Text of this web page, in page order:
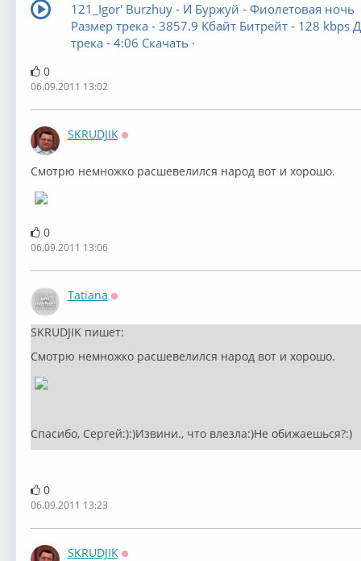
121_Igor' Burzhuy - И Буржуй - Фиолетовая ночь
Размер трека - 3857.9 Кбайт Битрейт - 128 kbps
трека - 4:06 Скачать ·
0
06.09.2011 13:02
SKRUDJIK
Смотрю немножко расшевелился народ вот и хорошо.
0
06.09.2011 13:06
Tatiana
SKRUDJIK пишет:
Смотрю немножко расшевелился народ вот и хорошо.
Спасибо, Сергей:):)Извини., что влезла:)Не обижаешься?:)
0
06.09.2011 13:23
SKRUDJIK